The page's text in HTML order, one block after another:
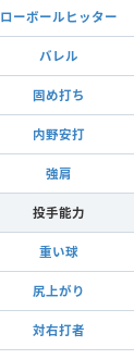
ローボールヒッター
バレル
固め打ち
内野安打
強肩
投手能力
重い球
尻上がり
対右打者